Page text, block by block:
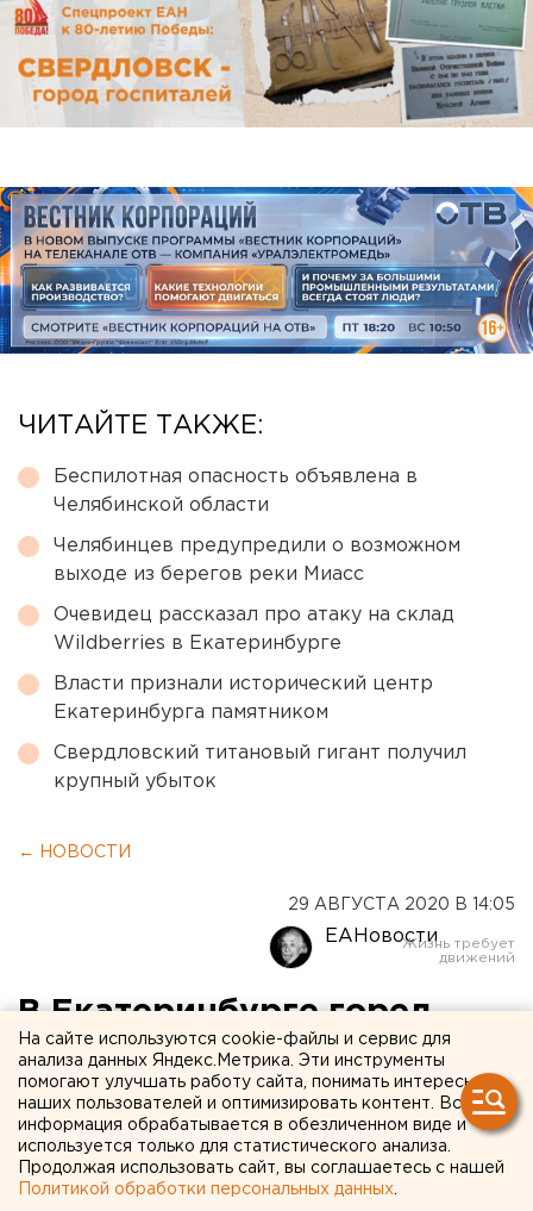
ЧИТАЙТЕ ТАКЖЕ:
Беспилотная опасность объявлена в
Челябинской области
Челябинцев предупредили о возможном
выходе из берегов реки Миасс
Очевидец рассказал про атаку на склад
Wildberries в Екатеринбурге
Власти признали исторический центр
Екатеринбурга памятником
Свердловский титановый гигант получил
крупный убыток
← НОВОСТИ
29 АВГУСТА 2020 В 14:05
ЕАНовости
В Екатеринбурге горел
лицей № 128. Тушили
несколько десятков
спасателей
На сайте используются cookie-файлы и сервис для
анализа данных Яндекс.Метрика. Эти инструменты
помогают улучшать работу сайта, понимать интересы
наших пользователей и оптимизировать контент. Вся
информация обрабатывается в обезличенном виде и
используется только для статистического анализа.
Продолжая использовать сайт, вы соглашаетесь с нашей
Политикой обработки персональных данных